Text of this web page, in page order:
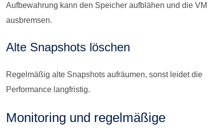
Aufbewahrung kann den Speicher aufblähen und die VM
ausbremsen.
Alte Snapshots löschen
Regelmäßig alte Snapshots aufräumen, sonst leidet die
Performance langfristig.
Monitoring und regelmäßige